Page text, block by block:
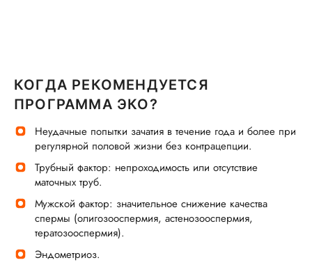
КОГДА РЕКОМЕНДУЕТСЯ
ПРОГРАММА ЭКО?
Неудачные попытки зачатия в течение года и более при
регулярной половой жизни без контрацепции.
Трубный фактор: непроходимость или отсутствие
маточных труб.
Мужской фактор: значительное снижение качества
спермы (олигозооспермия, астенозооспермия,
тератозооспермия).
Эндометриоз.